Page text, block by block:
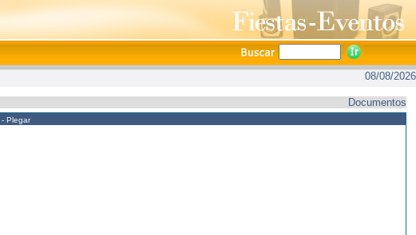
08/08/2026
Documentos
- Plegar